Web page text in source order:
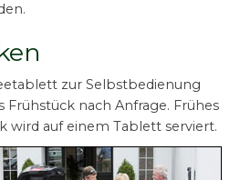
zur Selbstbedienung
Frühstück nach Anfrage. Frühes
wird auf einem Tablett serviert.